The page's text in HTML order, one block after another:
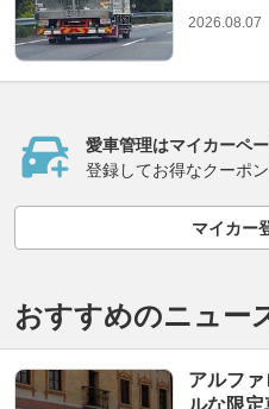
2026.08.07
愛車管理はマイカーペー
登録してお得なクーポ
マイカー
おすすめのニュー
アルフ
ルな限